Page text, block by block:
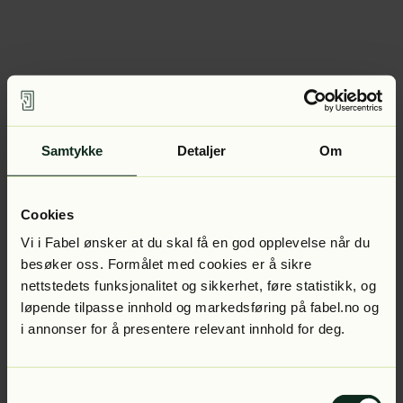
Samtykke Detaljer Om
Cookies
Vi i Fabel ønsker at du skal få en god opplevelse når du
besøker oss. Formålet med cookies er å sikre
nettstedets funksjonalitet og sikkerhet, føre statistikk, og
løpende tilpasse innhold og markedsføring på fabel.no og
i annonser for å presentere relevant innhold for deg.